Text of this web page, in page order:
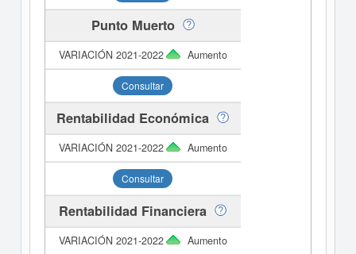
Punto Muerto
Aumento
Consultar
Rentabilidad Económica
Aumento
Consultar
Rentabilidad Financiera
Aumento